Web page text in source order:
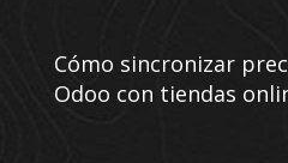
Cómo sincronizar
Odoo con tiendas